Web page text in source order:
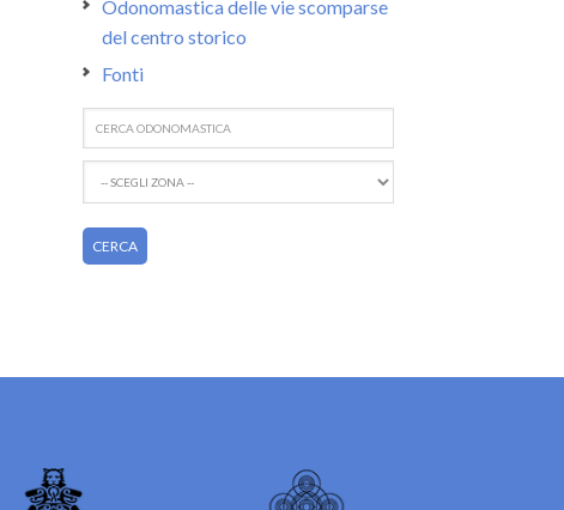
Odonomastica delle vie scomparse
del centro storico
Fonti